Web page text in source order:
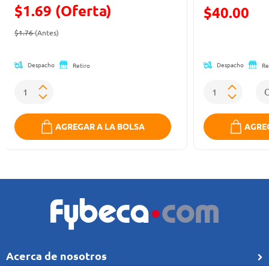
$1.69 (Oferta)
Precio reducido de
$1.76(Antes)
Despacho Retiro
AGREGAR A LA BOLSA
Precio
$40.00
Despacho
Acerca de nosotros